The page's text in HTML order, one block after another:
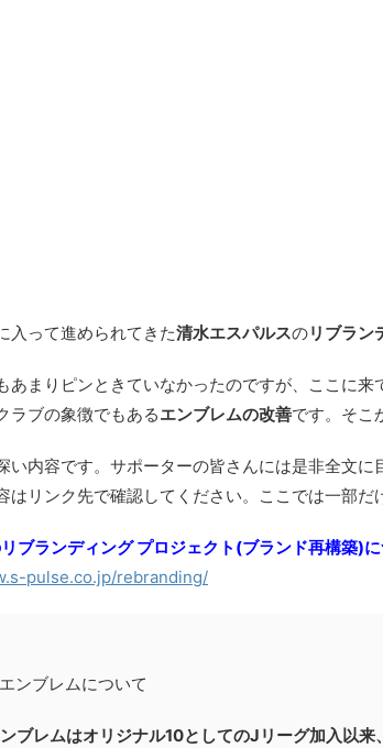
入って進められてきた清水エスパルスのリブラン
あまりピンときていなかったのですが、ここに来
ラブの象徴でもあるエンブレムの改善です。そこ
い内容です。サポーターの皆さんには是非全文に
はリンク先で確認してください。ここでは一部だ
ブランディング プロジェクト(ブランド再構築)
pulse.co.jp/rebranding/
ンブレムについて
ブレムはオリジナル10としてのJリーグ加入以